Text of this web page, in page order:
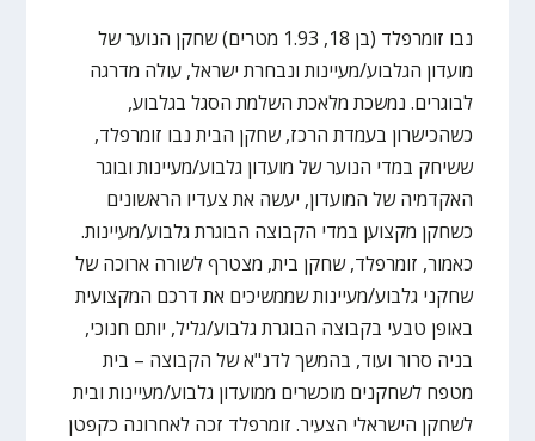
נבו זומרפלד (בן 18, 1.93 מטרים) שחקן הנוער של
מועדון הגלבוע/מעיינות ונבחרת ישראל, עולה מדרגה
לבוגרים. נמשכת מלאכת השלמת הסגל בגלבוע,
כשהכישרון בעמדת הרכז, שחקן הבית נבו זומרפלד,
ששיחק במדי הנוער של מועדון גלבוע/מעיינות ובוגר
האקדמיה של המועדון, יעשה את צעדיו הראשונים
כשחקן מקצוען במדי הקבוצה הבוגרת גלבוע/מעיינות.
כאמור, זומרפלד, שחקן בית, מצטרף לשורה ארוכה של
שחקני גלבוע/מעיינות שממשיכים את דרכם המקצועית
באופן טבעי בקבוצה הבוגרת גלבוע/גליל, יותם חנוכי,
בניה סרור ועוד, בהמשך לדנ"א של הקבוצה – בית
מטפח לשחקנים מוכשרים ממועדון גלבוע/מעיינות ובית
לשחקן הישראלי הצעיר. זומרפלד זכה לאחרונה כקפטן